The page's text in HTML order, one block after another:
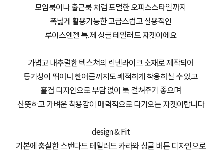
모임룩이나 출근룩 처럼 포멀한 오피스스타일까지
폭넓게 활용가능한 고급스럽고 실용적인
루이스엔젤 특.제 싱글 테일러드 자켓이에요
가볍고 내추럴한 텍스쳐의 린넨라이크 소재로 제작되어
통기성이 뛰어나 한여름까지도 쾌적하게 착용하실 수 있고
홑겹 디자인으로 부담 없이 툭 걸쳐주기 좋으며
산뜻하고 가벼운 착용감이 매력적으로 다가오는 자켓이랍니다
design & Fit
기본에 충실한 스탠다드 테일러드 카라와 싱글 버튼 디자인으로